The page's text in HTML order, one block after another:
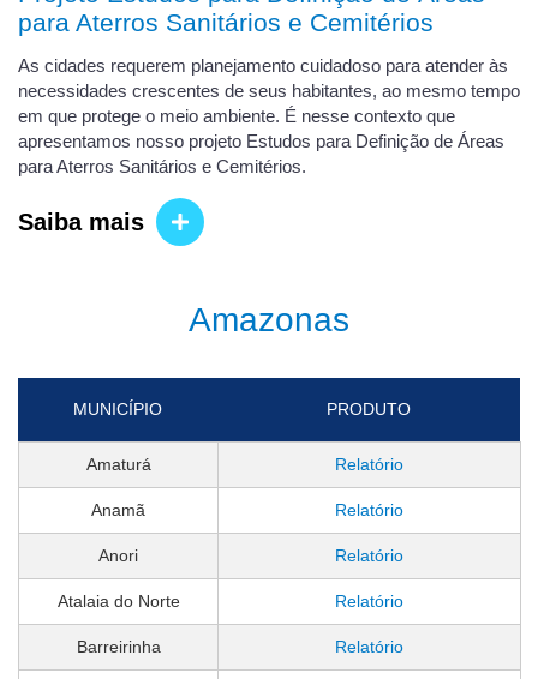
para Aterros Sanitários e Cemitérios
As cidades requerem planejamento cuidadoso para atender às
necessidades crescentes de seus habitantes, ao mesmo tempo
em que protege o meio ambiente. É nesse contexto que
apresentamos nosso projeto Estudos para Definição de Áreas
para Aterros Sanitários e Cemitérios.
Saiba mais
Amazonas
MUNICÍPIO PRODUTO
Amaturá Relatório
Anamã Relatório
Anori Relatório
Atalaia do Norte Relatório
Barreirinha Relatório